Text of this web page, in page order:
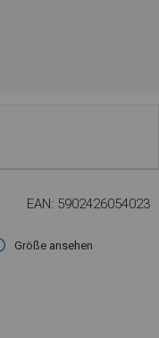
EAN: 5902426054023
Größe ansehen